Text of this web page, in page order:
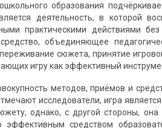
образования
деятельность, в которой
практическими действиями
объединяющее
сюжета, принятие
игру как эффективный
методов, приёмов и
исследователи, игра
однако, с другой стороны, она
средством